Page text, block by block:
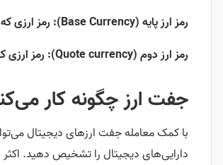
رمز ارز پایه (Base Currency): رمز ارزی که قرار است تبدیل شود.
رمز ارز دوم (Quote currency): رمز ارزی که قرار است مبادله شود.
جفت ارز چگونه کار
با کمک معامله جفت ارزهای دیجیتال
دارایی‌های دیجیتال را تشخیص دهید. اکثر